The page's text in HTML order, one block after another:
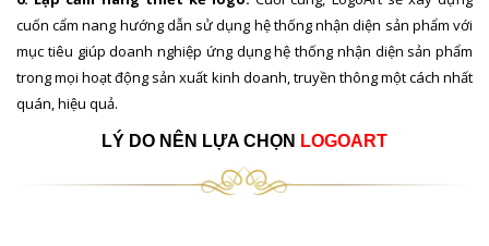
cuốn cẩm nang hướng dẫn sử dụng hệ thống nhận diện sản phẩm với
mục tiêu giúp doanh nghiệp ứng dụng hệ thống nhận diện sản phẩm
trong mọi hoạt động sản xuất kinh doanh, truyền thông một cách nhất
quán, hiệu quả.
LÝ DO NÊN LỰA CHỌN LOGOART